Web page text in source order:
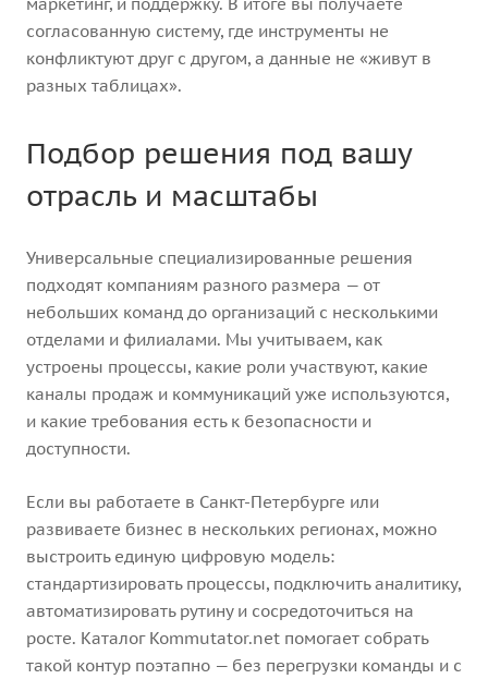
согласованную систему, где инструменты не
конфликтуют друг с другом, а данные не «живут в
разных таблицах».
Подбор решения под вашу
отрасль и масштабы
Универсальные специализированные решения
подходят компаниям разного размера — от
небольших команд до организаций с несколькими
отделами и филиалами. Мы учитываем, как
устроены процессы, какие роли участвуют, какие
каналы продаж и коммуникаций уже используются,
и какие требования есть к безопасности и
доступности.
Если вы работаете в Санкт-Петербурге или
развиваете бизнес в нескольких регионах, можно
выстроить единую цифровую модель:
стандартизировать процессы, подключить аналитику,
автоматизировать рутину и сосредоточиться на
росте. Каталог Kommutator.net помогает собрать
такой контур поэтапно — без перегрузки команды и с